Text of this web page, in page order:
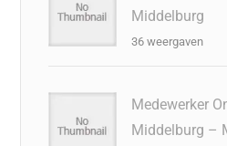
Middelburg
36 weergaven
Medewerker
Middelburg –